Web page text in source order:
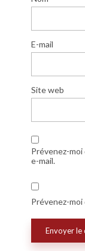
E-mail
Site web
Prévenez-
e-mail.
Prévenez-